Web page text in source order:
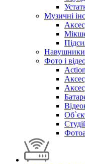
Музичні
Навушники
Фото і